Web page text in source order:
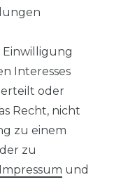
Interesses
oder
Recht, nicht
zu einem
zu
Impressum und